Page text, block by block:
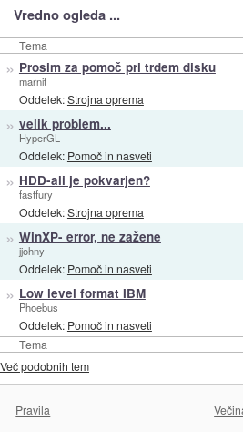
Vredno ogleda ...
Tema
Tema
» Prosim za pomoč pri trdem disku
marnit
Oddelek:Strojna oprema
» velik problem...
HyperGL
Oddelek: Pomoč in nasveti
» HDD-ali je pokvarjen?
fastfury
Oddelek:Strojna oprema
» WinXP- error, ne zažene
jjohny
Oddelek: Pomoč in nasveti
» Low level format IBM
Phoebus
Oddelek: Pomoč in nasveti
Več podobnih tem
Pravila